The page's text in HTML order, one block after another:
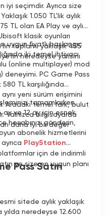
iyi seçimdir. Ayrıca size
1.050 TL'lik aylık
TL olan EA Play ve aylık
klasik oyunları
toplamı yaklaşık 455
neredeyse yarısını
uygun fiyatlı başlangıç
iki temel ihtiyacı
(online multiplayer) mod
deneyimi. PC Game Pass
TL karşılığında
yeni sürüm erişimini
Aradaki temel fark, bulut
Yalnızca bilgisayarda
daha iyi bir değer
tamamlarken,
ay ve 12 ay için esnek
gönderin,
abonelik hizmetlerini
PlayStation
için de indirimli
ve size en uygun planı
Pass Satın
sitede aylık yaklaşık
yılda neredeyse 12.600